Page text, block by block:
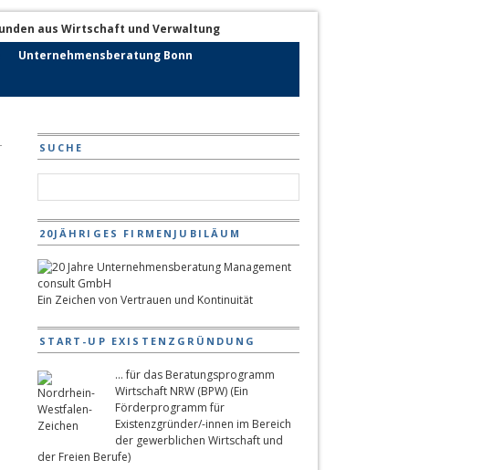
Unternehmensberatung Bonn
SUCHE
20JÄHRIGES FIRMENJUBILÄUM
Ein Zeichen von Vertrauen und Kontinuität
START-UP EXISTENZGRÜNDUNG
... für das Beratungsprogramm
Wirtschaft NRW (BPW) (Ein
Förderprogramm für
Existenzgründer/-innen im Bereich
der gewerblichen Wirtschaft und
der Freien Berufe)